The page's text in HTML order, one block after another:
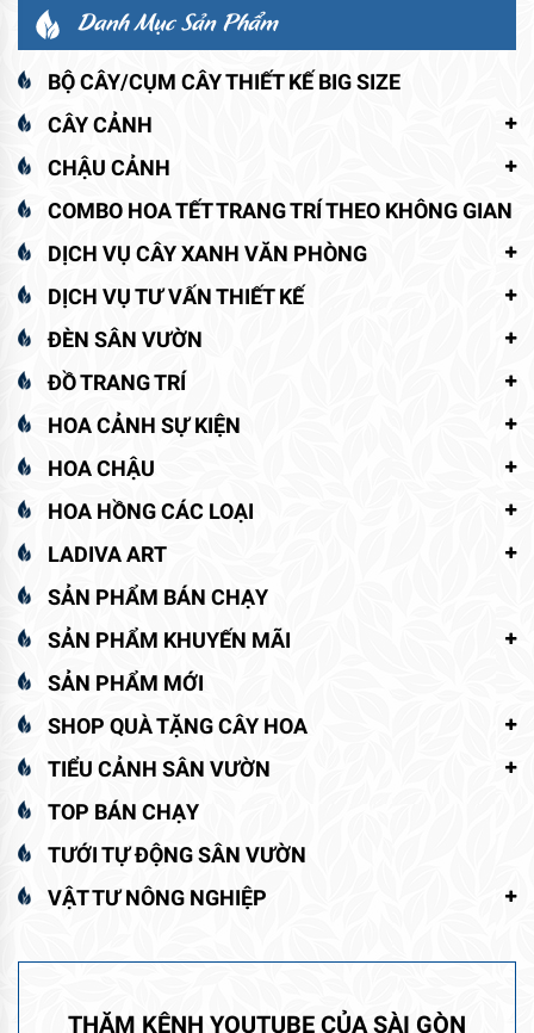
Danh Mục Sản Phẩm
BỘ CÂY/CỤM CÂY THIẾT KẾ BIG SIZE
CÂY CẢNH
CHẬU CẢNH
COMBO HOA TẾT TRANG TRÍ THEO KHÔNG GIAN
DỊCH VỤ CÂY XANH VĂN PHÒNG
DỊCH VỤ TƯ VẤN THIẾT KẾ
ĐÈN SÂN VƯỜN
ĐỒ TRANG TRÍ
HOA CẢNH SỰ KIỆN
HOA CHẬU
HOA HỒNG CÁC LOẠI
LADIVA ART
SẢN PHẨM BÁN CHẠY
SẢN PHẨM KHUYẾN MÃI
SẢN PHẨM MỚI
SHOP QUÀ TẶNG CÂY HOA
TIỂU CẢNH SÂN VƯỜN
TOP BÁN CHẠY
TƯỚI TỰ ĐỘNG SÂN VƯỜN
VẬT TƯ NÔNG NGHIỆP
THĂM KÊNH YOUTUBE CỦA SÀI GÒN